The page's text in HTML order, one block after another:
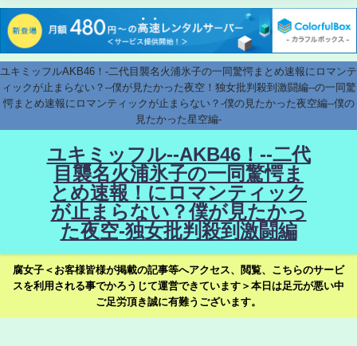
ユキミッフルAKB46！-二代目襲名火浦氷子の一同驚愕まとめ速報にロマンテ
ィックが止まらない？--僕が見たかった夜空！独女批判殺到激闘編--の一同驚
愕まとめ速報にロマンティックが止まらない？-僕の見たかった夜空編--僕の
見たかった星空編-
ユキミッフル--AKB46！--二代
目襲名火浦氷子の一同驚愕ま
とめ速報！にロマンティック
が止まらない？僕が見たかっ
た夜空-独女批判殺到激闘編
腐女子＜お客様皆様が掲載の記事等へアクセス、閲覧、こちらのサービ
スを利用される事でかろうじて運営できています＞本日は足元が悪い中
ご足労頂き誠に有難うございます。